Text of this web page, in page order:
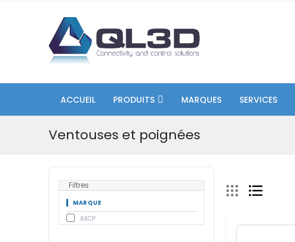
ACCUEIL PRODUITS MARQUES SERVICES
Ventouses et poignées
Filtres
MARQUE
AKCP